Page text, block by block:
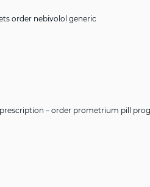
order nebivolol generic
– order prometrium pill